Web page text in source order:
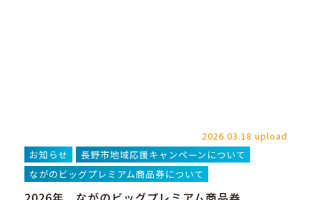
2026.03.18 upload
お知らせ
長野市地域応援キャンペーンについて
ながのビッグプレミアム商品券について